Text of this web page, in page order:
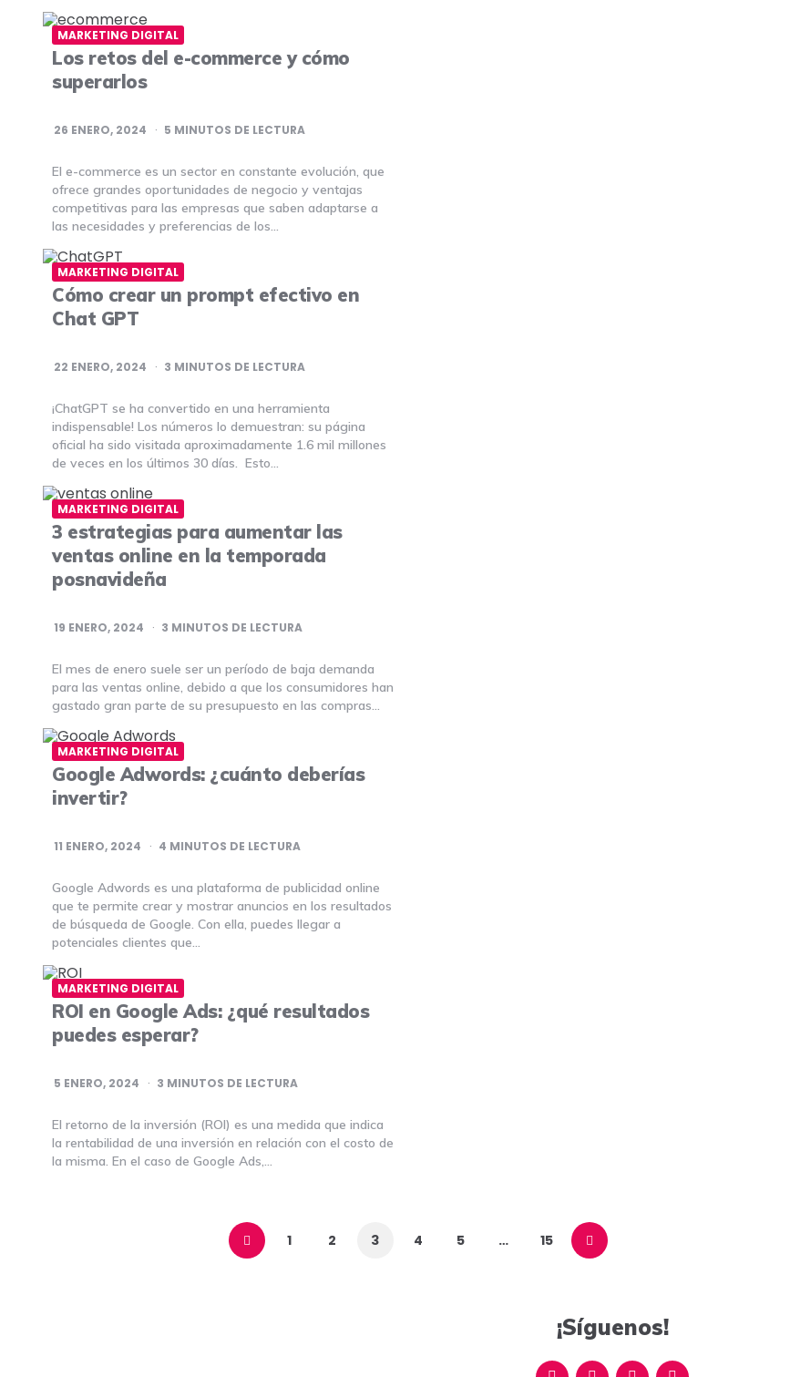
MARKETING DIGITAL
Los retos del e-commerce y cómo
superarlos
26 ENERO, 2024 5 MINUTOS DE LECTURA
El e-commerce es un sector en constante evolución, que
ofrece grandes oportunidades de negocio y ventajas
competitivas para las empresas que saben adaptarse a
las necesidades y preferencias de los…
MARKETING DIGITAL
Cómo crear un prompt efectivo en
Chat GPT
22 ENERO, 2024 3 MINUTOS DE LECTURA
¡ChatGPT se ha convertido en una herramienta
indispensable! Los números lo demuestran: su página
oficial ha sido visitada aproximadamente 1.6 mil millones
de veces en los últimos 30 días. Esto…
MARKETING DIGITAL
3 estrategias para aumentar las
ventas online en la temporada
posnavideña
19 ENERO, 2024 3 MINUTOS DE LECTURA
El mes de enero suele ser un período de baja demanda
para las ventas online, debido a que los consumidores han
gastado gran parte de su presupuesto en las compras…
MARKETING DIGITAL
Google Adwords: ¿cuánto deberías
invertir?
11 ENERO, 2024 4 MINUTOS DE LECTURA
Google Adwords es una plataforma de publicidad online
que te permite crear y mostrar anuncios en los resultados
de búsqueda de Google. Con ella, puedes llegar a
potenciales clientes que…
MARKETING DIGITAL
ROI en Google Ads: ¿qué resultados
puedes esperar?
5 ENERO, 2024 3 MINUTOS DE LECTURA
El retorno de la inversión (ROI) es una medida que indica
la rentabilidad de una inversión en relación con el costo de
la misma. En el caso de Google Ads,…
1 2 3 4 5 … 15
¡Síguenos!